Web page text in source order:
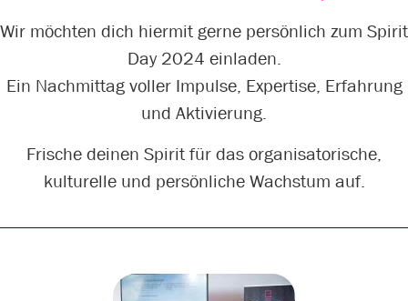
Wir möchten dich hiermit gerne persönlich zum Spirit
Day 2024 einladen.
Ein Nachmittag voller Impulse, Expertise, Erfahrung
und Aktivierung.
Frische deinen Spirit für das organisatorische,
kulturelle und persönliche Wachstum auf.